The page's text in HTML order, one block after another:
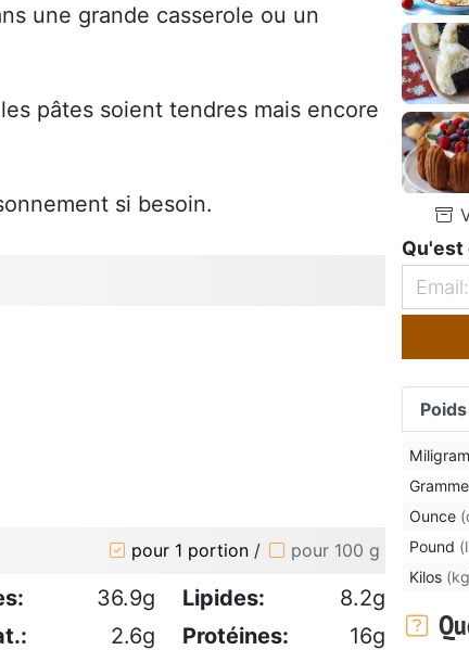
une grande casserole ou un
pâtes soient tendres mais encore
si besoin.
pour 1 portion / pour 100 g
36.9g Lipides:
8.2g
2.6g Protéines:
16g
Qu'est
Poids
Ounce
Pound
Kilos